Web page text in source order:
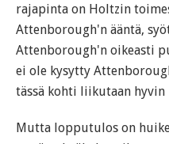
rajapinta on Holtzin
Attenborough'n ääntä,
Attenborough'n oikeasti
ei ole kysytty
tässä kohti liikutaan hyvin
Mutta lopputulos on